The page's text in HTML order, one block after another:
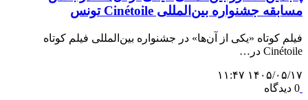
مسابقه جشنواره بین‌المللی Cinétoile تونس
فیلم کوتاه «یکی از آن‌ها» در جشنواره بین‌المللی فیلم کوتاه
Cinétoile در…
۱۴۰۵/۰۵/۱۷ ۱۱:۴۷
0 دیدگاه